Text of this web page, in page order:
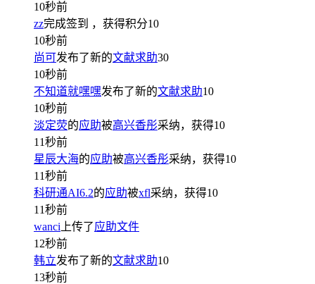
10秒前
zz完成签到 ，获得积分10
10秒前
尚可发布了新的文献求助30
10秒前
不知道就嘿嘿发布了新的文献求助10
10秒前
淡定荧的应助被高兴香彤采纳，获得10
11秒前
星辰大海的应助被高兴香彤采纳，获得10
11秒前
科研通AI6.2的应助被xfl采纳，获得10
11秒前
wanci 上传了应助文件
12秒前
韩立发布了新的文献求助10
13秒前